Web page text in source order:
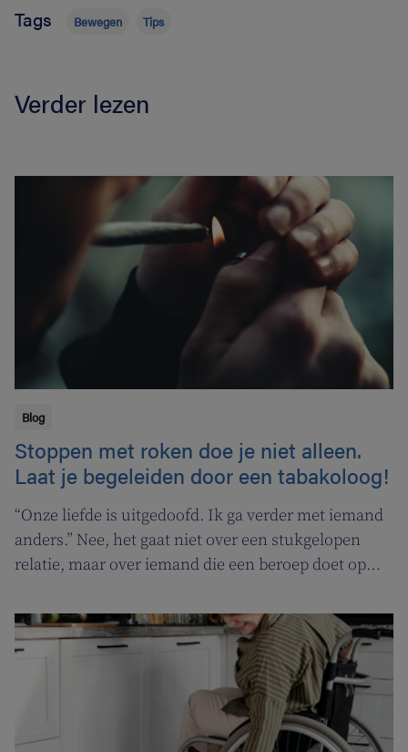
Tags Bewegen Tips
Verder lezen
Blog
Stoppen met roken doe je niet alleen.
Laat je begeleiden door een tabakoloog!
“Onze liefde is uitgedoofd. Ik ga verder met iemand
anders.” Nee, het gaat niet over een stukgelopen
relatie, maar over iemand die een beroep doet op
Vlaamse overheid pakt uit met een nieuwe
campagne om rookstopbegeleiding door